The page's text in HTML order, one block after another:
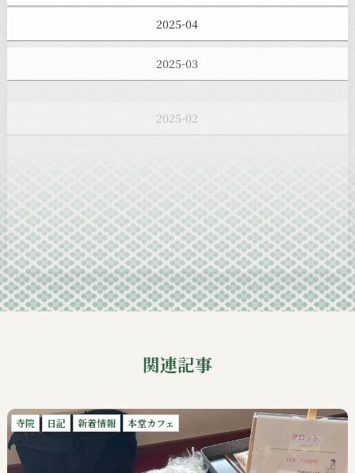
2025-04
2025-01
2024-10
2024-09
関連記事
寺院 日記 新着情報 本堂カフェ